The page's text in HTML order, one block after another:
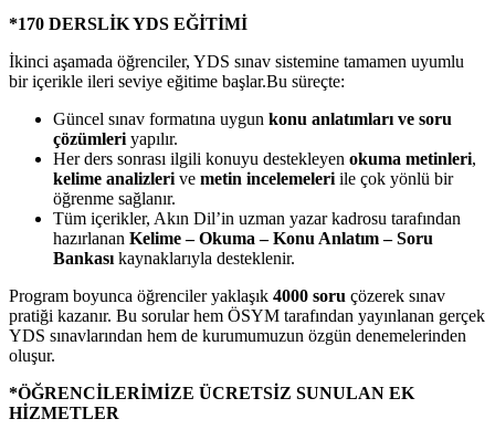
*170 DERSLİK YDS EĞİTİMİ
İkinci aşamada öğrenciler, YDS sınav sistemine tamamen uyumlu
bir içerikle ileri seviye eğitime başlar.Bu süreçte:
Güncel sınav formatına uygun konu anlatımları ve soru
çözümleriyapılır.
Her ders sonrası ilgili konuyu destekleyen okuma metinleri,
kelime analizlerive metin incelemeleriile çok yönlü bir
öğrenme sağlanır.
Tüm içerikler, Akın Dil’in uzman yazar kadrosu tarafından
hazırlanan Kelime – Okuma – Konu Anlatım – Soru
Bankasıkaynaklarıyla desteklenir.
Program boyunca öğrenciler yaklaşık 4000 soru çözerek sınav
pratiği kazanır. Bu sorular hem ÖSYM tarafından yayınlanan gerçek
YDS sınavlarından hem de kurumumuzun özgün denemelerinden
oluşur.
*ÖĞRENCİLERİMİZE ÜCRETSİZ SUNULAN EK
HİZMETLER